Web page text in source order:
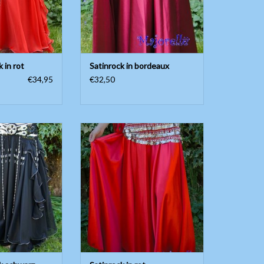
HINZUFÜGEN
in rot
€34,95
Satinrock in bordeaux
€32,50
Seitenschlitzen
In schwarz.
S/M/L Bis und
42/44.
95cm
HINZUFÜGEN
Wunderschöner weiter Satinrock!
Länge ungefähr 97cm, ohne
Seitenschlitze.
ZUM WARENKORB HINZUFÜGEN